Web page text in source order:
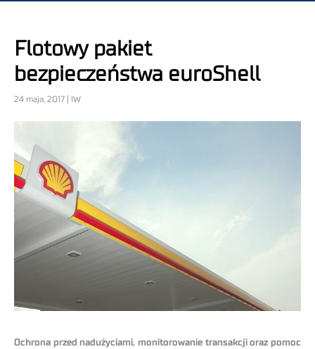
Flotowy pakiet
bezpieczeństwa euroShell
24 maja, 2017 | IW
Ochrona przed nadużyciami, monitorowanie transakcji oraz pomoc